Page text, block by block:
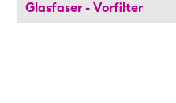
Glasfaser - Vorfilter